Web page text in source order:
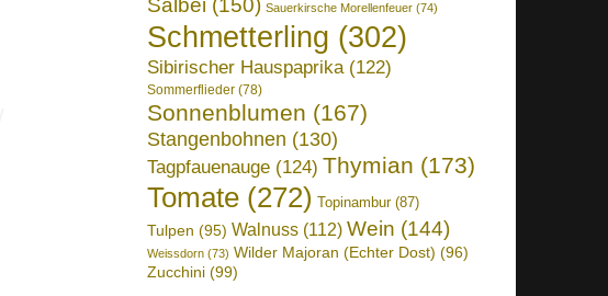
Salbei (150) Sauerkirsche Morellenfeuer (74)
Schmetterling (302)
Sibirischer Hauspaprika(122)
Sommerflieder (78)
Sonnenblumen (167)
Stangenbohnen (130)
Tagpfauenauge (124) Thymian (173)
Tomate (272) Topinambur(87)
Tulpen (95) Walnuss (112) Wein (144)
Weissdorn (73) Wilder Majoran (Echter Dost) (96)
Zucchini (99)